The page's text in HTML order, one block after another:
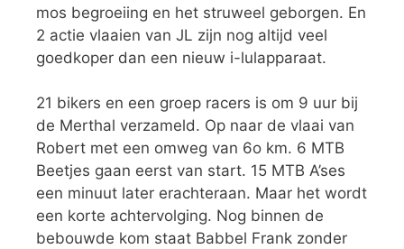
mos begroeiing en het struweel geborgen. En
2 actie vlaaien van JL zijn nog altijd veel
goedkoper dan een nieuw i-lulapparaat.
21 bikers en een groep racers is om 9 uur bij
de Merthal verzameld. Op naar de vlaai van
Robert met een omweg van 6o km. 6 MTB
Beetjes gaan eerst van start. 15 MTB A’ses
een minuut later erachteraan. Maar het wordt
een korte achtervolging. Nog binnen de
bebouwde kom staat Babbel Frank zonder